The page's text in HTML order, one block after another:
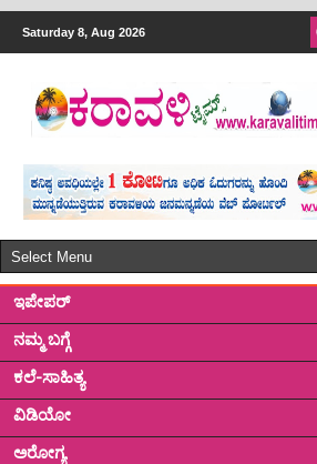
Saturday 8, Aug 2026
ಇಪೇಪರ್
ನಮ್ಮ ಬಗ್ಗೆ
ಕಲೆ-ಸಾಹಿತ್ಯ
ವಿಡಿಯೋ
ಅರೋಗ್ಯ